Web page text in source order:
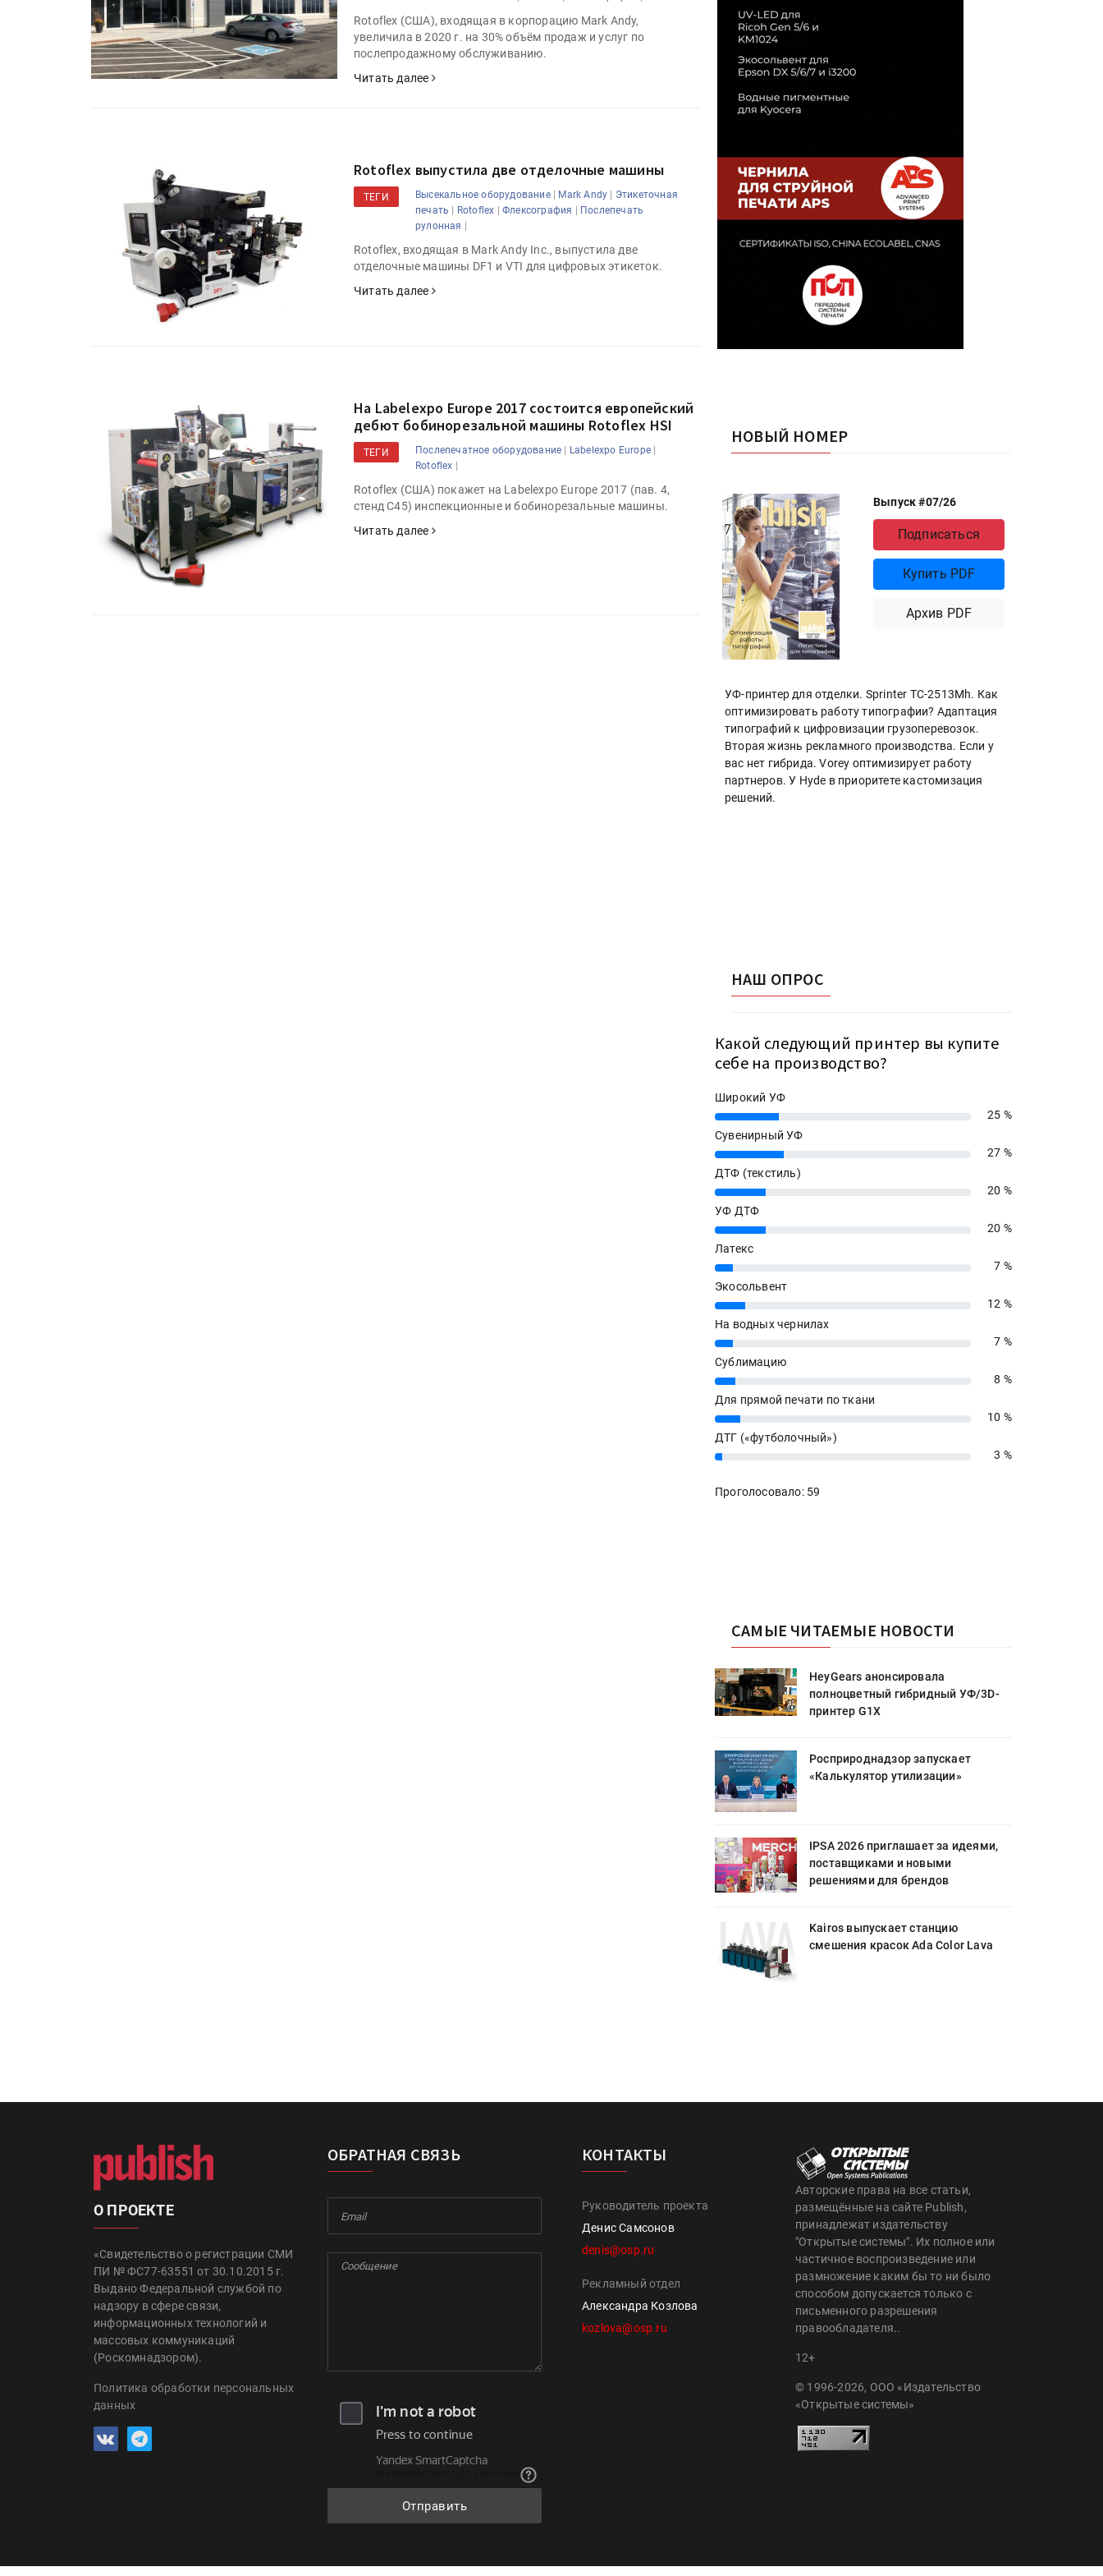
Rotoflex (США), входящая в корпорацию Mark Andy,
увеличила в 2020 г. на 30% объём продаж и услуг по
послепродажному обслуживанию.
Читать далее
Rotoflex выпустила две отделочные машины
ТЕГИ Высекальное оборудование| Mark Andy | Этикеточная
печать | Rotoflex |Флексография | Послепечать
рулонная |
Rotoflex, входящая в Mark Andy Inc., выпустила две
отделочные машины DF1 и VTI для цифровых этикеток.
Читать далее
На Labelexpo Europe 2017 состоится европейский
дебют бобинорезальной машины Rotoflex HSI
ТЕГИ Послепечатное оборудование | Labelexpo Europe |
Rotoflex |
Rotoflex (США) покажет на Labelexpo Europe 2017 (пав. 4,
стенд C45) инспекционные и бобинорезальные машины.
Читать далее
НОВЫЙ НОМЕР
Выпуск #07/26
Подписаться
Купить PDF
Архив PDF
УФ-принтер для отделки. Sprinter ТС-2513Mh. Как
оптимизировать работу типографии? Адаптация
типографий к цифровизации грузоперевозок.
Вторая жизнь рекламного производства. Если у
вас нет гибрида. Vorey оптимизирует работу
партнеров. У Hyde в приоритете кастомизация
решений.
НАШ ОПРОС
Какой следующий принтер вы купите
себе на производство?
Широкий УФ
25%
25 %
Сувенирный УФ
27%
27 %
ДТФ (текстиль)
20%
20 %
УФ ДТФ
20%
20 %
Латекс
7%
7 %
Экосольвент
12%
12 %
На водных чернилах
7%
7 %
Сублимацию
8%
8 %
Для прямой печати по ткани
10%
10 %
ДТГ («футболочный»)
3% 3 %
Проголосовало: 59
САМЫЕ ЧИТАЕМЫЕ НОВОСТИ
HeyGears анонсировала
полноцветный гибридный УФ/3D-
принтер G1X
Росприроднадзор запускает
«Калькулятор утилизации»
IPSA 2026 приглашает за идеями,
поставщиками и новыми
решениями для брендов
Kairos выпускает станцию
смешения красок Ada Color Lava
О ПРОЕКТЕ
«Свидетельство о регистрации СМИ
ПИ № ФС77-63551 от 30.10.2015 г.
Выдано Федеральной службой по
надзору в сфере связи,
информационных технологий и
массовых коммуникаций
(Роскомнадзором).
Политика обработки персональных
данных
ОБРАТНАЯ СВЯЗЬ
Отправить
КОНТАКТЫ
Руководитель проекта
Денис Самсонов
denis@osp.ru
Рекламный отдел
Александра Козлова
kozlova@osp.ru
Авторские права на все статьи,
размещённые на сайте Publish,
принадлежат издательству
"Открытые системы". Их полное или
частичное воспроизведение или
размножение каким бы то ни было
способом допускается только с
письменного разрешения
правообладателя..
12+
© 1996-2026, ООО «Издательство
«Открытые системы»